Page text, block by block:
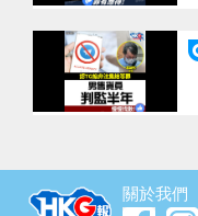
關於我們